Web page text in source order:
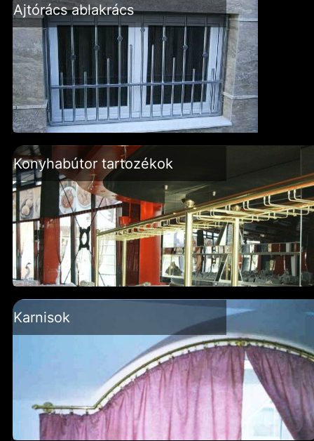
Ajtórács ablakrács
Konyhabútor tartozékok
Karnisok